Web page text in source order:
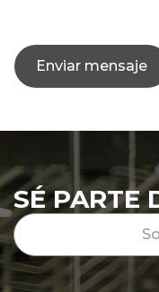
Enviar mensaje
SÉ PARTE